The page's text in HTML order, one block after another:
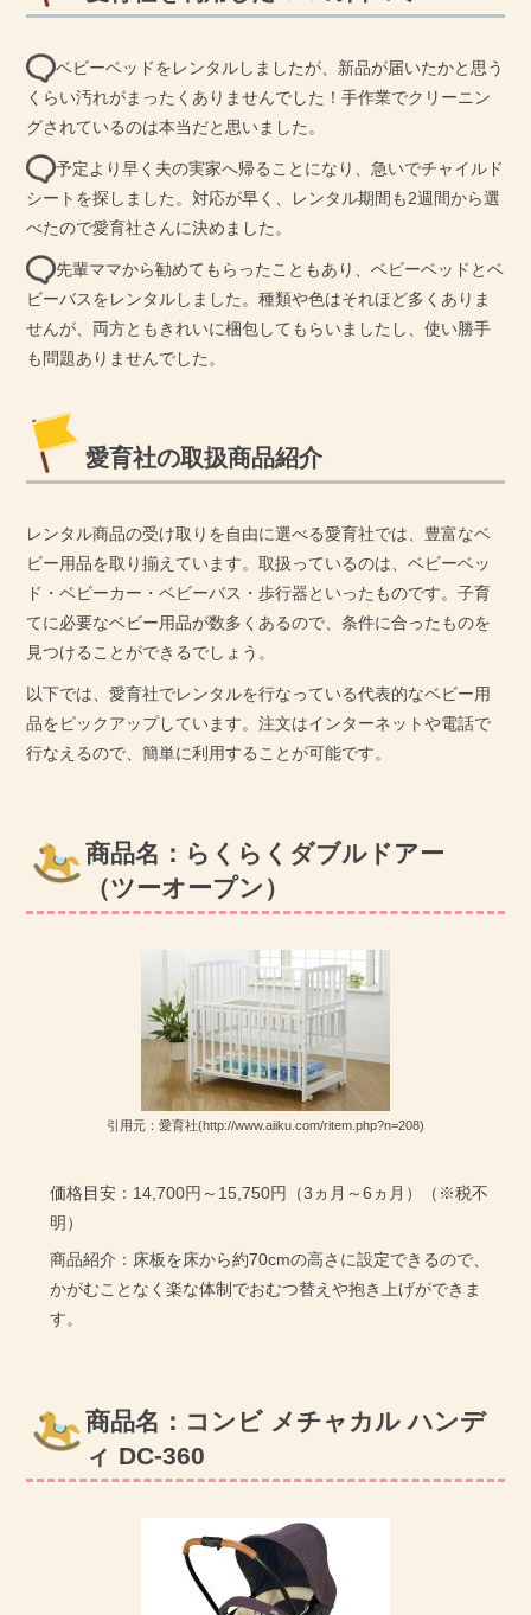
ベビーベッドをレンタルしましたが、新品が届いたかと思う
くらい汚れがまったくありませんでした！手作業でクリーニン
グされているのは本当だと思いました。
予定より早く夫の実家へ帰ることになり、急いでチャイルド
シートを探しました。対応が早く、レンタル期間も2週間から選
べたので愛育社さんに決めました。
先輩ママから勧めてもらったこともあり、ベビーベッドとベ
ビーバスをレンタルしました。種類や色はそれほど多くありま
せんが、両方ともきれいに梱包してもらいましたし、使い勝手
も問題ありませんでした。
愛育社の取扱商品紹介
レンタル商品の受け取りを自由に選べる愛育社では、豊富なベ
ビー用品を取り揃えています。取扱っているのは、ベビーベッ
ド・ベビーカー・ベビーバス・歩行器といったものです。子育
てに必要なベビー用品が数多くあるので、条件に合ったものを
見つけることができるでしょう。
以下では、愛育社でレンタルを行なっている代表的なベビー用
品をピックアップしています。注文はインターネットや電話で
行なえるので、簡単に利用することが可能です。
商品名：らくらくダブルドアー
（ツーオープン）
引用元：愛育社(http://www.aiiku.com/ritem.php?n=208)
価格目安：14,700円～15,750円（3ヵ月～6ヵ月）（※税不
明）
商品紹介：床板を床から約70cmの高さに設定できるので、
かがむことなく楽な体制でおむつ替えや抱き上げができま
す。
商品名：コンビ メチャカル ハンデ
ィ DC-360